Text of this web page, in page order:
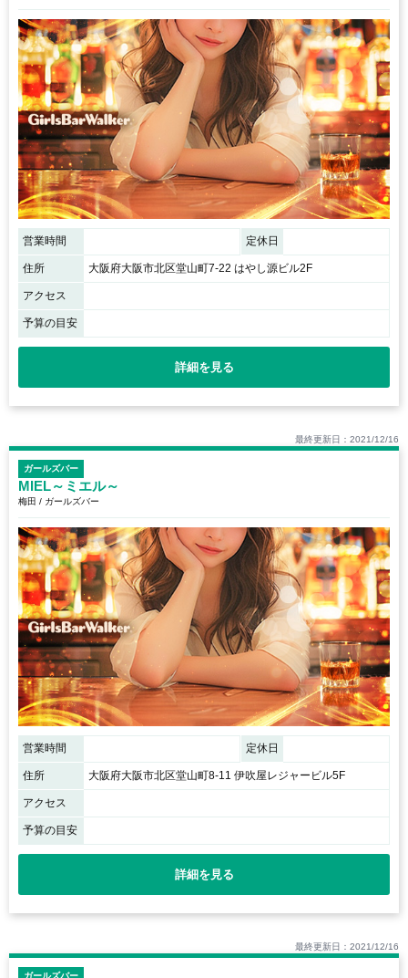
営業時間 定休日
住所 大阪府大阪市北区堂山町7-22 はやし源ビル2F
アクセス
予算の目安
詳細を見る
最終更新日：2021/12/16
ガールズバー
MIEL～ミエル～
梅田 / ガールズバー
営業時間 定休日
住所 大阪府大阪市北区堂山町8-11 伊吹屋レジャービル5F
アクセス
予算の目安
詳細を見る
最終更新日：2021/12/16
ガールズバー